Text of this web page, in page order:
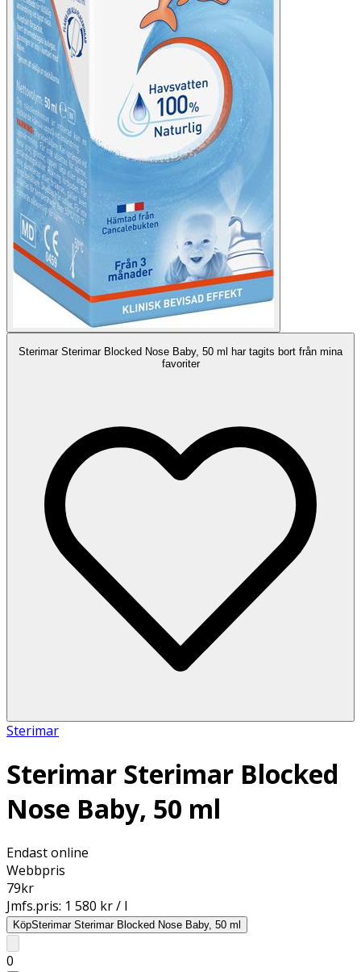
Sterimar Sterimar Blocked Nose Baby, 50 ml har tagits bort från mina
favoriter
Sterimar
Sterimar Sterimar Blocked
Nose Baby, 50 ml
Endast online
Webbpris
79kr
Jmfs.pris: 1 580 kr / l
KöpSterimar Sterimar Blocked Nose Baby, 50 ml
0